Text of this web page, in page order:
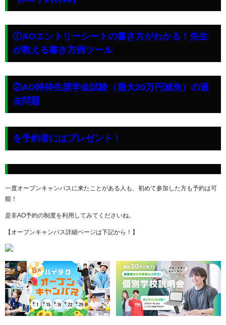
①AOエントリーシートの書き方がわかる！先生
が教える書き方例ツール
②AO特待生奨学金試験（最大20万円減免）の過
去問題
を予約者にはプレゼント！
一度オープンキャンパスに来たことがある人も、初めて参加した方も予約は可
能！
是非AO予約の制度を利用してみてくださいね。
【オープンキャンパス詳細ページは下記から！】